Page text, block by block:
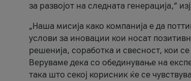
за развојот на следната генерација,“
„Наша мисија како компанија е да
услови за иновации кои носат
решенија, соработка и свесност, кои
Веруваме дека со обединување на
така што секој корисник ќе се